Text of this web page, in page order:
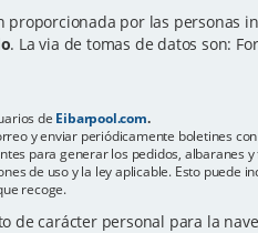
proporcionada por las personas
. La via de tomas de datos son:
de Eibarpool.com.
y enviar periódicamente boletines
para generar los pedidos, albaranes
de uso y la ley aplicable. Esto
recoge.
de carácter personal para la